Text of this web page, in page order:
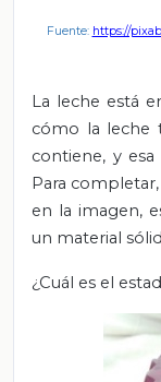
Fuente: https://
La leche está
cómo la leche
contiene, y
Para
en la imagen,
un material
¿Cuál es el